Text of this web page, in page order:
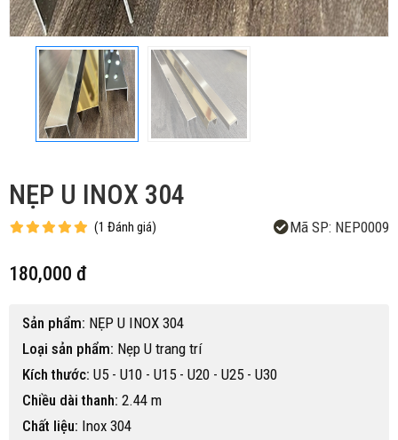
NẸP U INOX 304
(1 Đánh giá) Mã SP: NEP0009
180,000 đ
Sản phẩm: NẸP U INOX 304
Loại sản phẩm: Nẹp U trang trí
Kích thước: U5 - U10 - U15 - U20 - U25 - U30
Chiều dài thanh: 2.44 m
Chất liệu: Inox 304